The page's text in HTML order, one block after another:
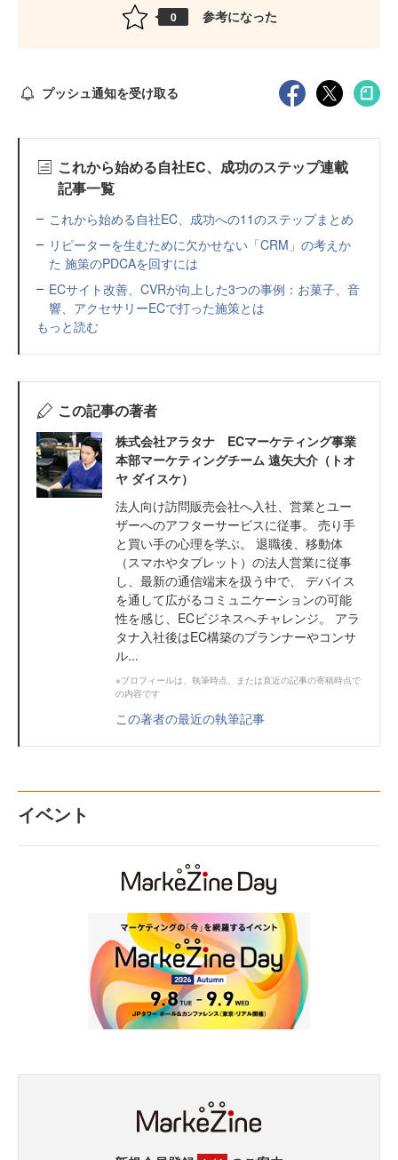
0 参考になった
プッシュ通知を受け取る
これから始める自社EC、成功のステップ連載
記事一覧
これから始める自社EC、成功への11のステップまとめ
リピーターを生むために欠かせない「CRM」の考えか
た 施策のPDCAを回すには
ECサイト改善、CVRが向上した3つの事例：お菓子、音
響、アクセサリーECで打った施策とは
もっと読む
この記事の著者
株式会社アラタナ ECマーケティング事業
本部マーケティングチーム 遠矢大介（トオ
ヤ ダイスケ）
法人向け訪問販売会社へ入社、営業とユー
ザーへのアフターサービスに従事。 売り手
と買い手の心理を学ぶ。 退職後、移動体
（スマホやタブレット）の法人営業に従事
し、最新の通信端末を扱う中で、 デバイス
を通して広がるコミュニケーションの可能
性を感じ、ECビジネスへチャレンジ。 アラ
タナ入社後はEC構築のプランナーやコンサ
ル...
※プロフィールは、執筆時点、または直近の記事の寄稿時点で
の内容です
この著者の最近の執筆記事
イベント